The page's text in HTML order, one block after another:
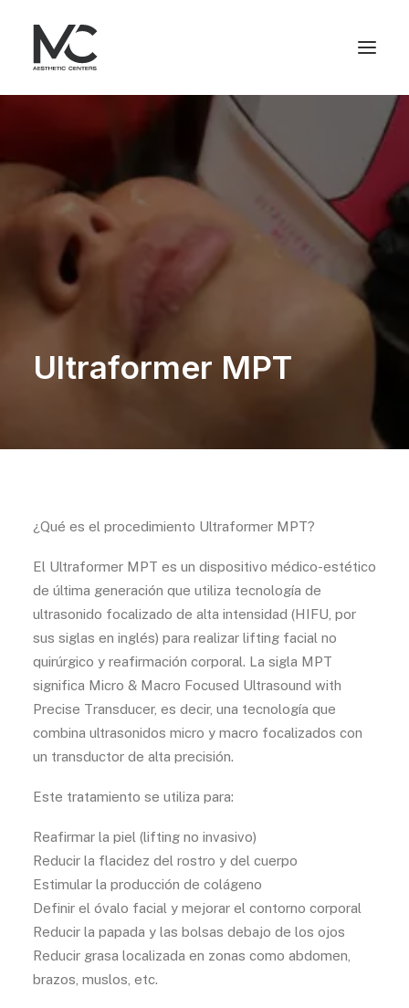
Ultraformer MPT
¿Qué es el procedimiento Ultraformer MPT?
El Ultraformer MPT es un dispositivo médico-estético
de última generación que utiliza tecnología de
ultrasonido focalizado de alta intensidad (HIFU, por
sus siglas en inglés) para realizar lifting facial no
quirúrgico y reafirmación corporal. La sigla MPT
significa Micro & Macro Focused Ultrasound with
Precise Transducer, es decir, una tecnología que
combina ultrasonidos micro y macro focalizados con
un transductor de alta precisión.
Este tratamiento se utiliza para:
Reafirmar la piel (lifting no invasivo)
Reducir la flacidez del rostro y del cuerpo
Estimular la producción de colágeno
Definir el óvalo facial y mejorar el contorno corporal
Reducir la papada y las bolsas debajo de los ojos
Reducir grasa localizada en zonas como abdomen,
brazos, muslos, etc.